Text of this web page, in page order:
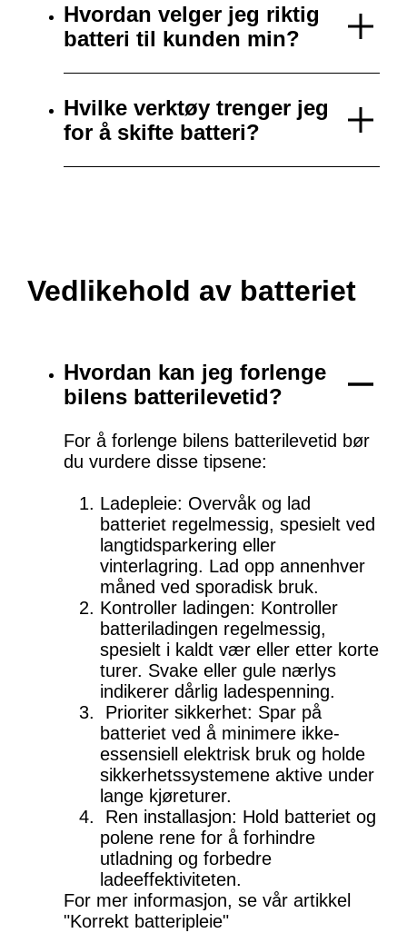
Hvordan velger jeg riktig
batteri til kunden min?
Hvilke verktøy trenger jeg
for å skifte batteri?
Vedlikehold av batteriet
Hvordan kan jeg forlenge
bilens batterilevetid?
For å forlenge bilens batterilevetid bør
du vurdere disse tipsene:
Ladepleie: Overvåk og lad
batteriet regelmessig, spesielt ved
langtidsparkering eller
vinterlagring. Lad opp annenhver
måned ved sporadisk bruk.
Kontroller ladingen: Kontroller
batteriladingen regelmessig,
spesielt i kaldt vær eller etter korte
turer. Svake eller gule nærlys
indikerer dårlig ladespenning.
Prioriter sikkerhet: Spar på
batteriet ved å minimere ikke-
essensiell elektrisk bruk og holde
sikkerhetssystemene aktive under
lange kjøreturer.
Ren installasjon: Hold batteriet og
polene rene for å forhindre
utladning og forbedre
ladeeffektiviteten.
For mer informasjon, se vår artikkel
"Korrekt batteripleie"